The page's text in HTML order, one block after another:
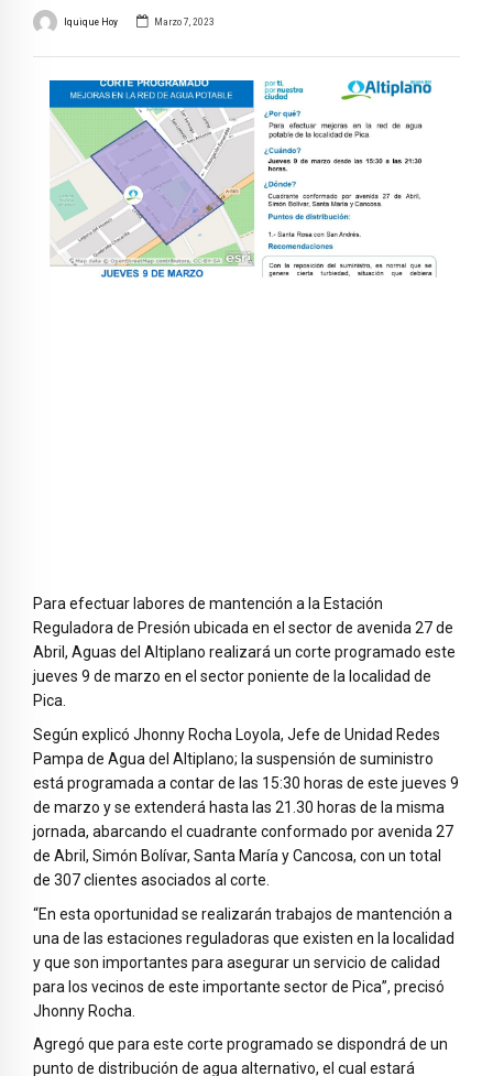
Iquique Hoy Marzo 7, 2023
Para efectuar labores de mantención a la Estación
Reguladora de Presión ubicada en el sector de avenida 27 de
Abril, Aguas del Altiplano realizará un corte programado este
jueves 9 de marzo en el sector poniente de la localidad de
Pica.
Según explicó Jhonny Rocha Loyola, Jefe de Unidad Redes
Pampa de Agua del Altiplano; la suspensión de suministro
está programada a contar de las 15:30 horas de este jueves 9
de marzo y se extenderá hasta las 21.30 horas de la misma
jornada, abarcando el cuadrante conformado por avenida 27
de Abril, Simón Bolívar, Santa María y Cancosa, con un total
de 307 clientes asociados al corte.
“En esta oportunidad se realizarán trabajos de mantención a
una de las estaciones reguladoras que existen en la localidad
y que son importantes para asegurar un servicio de calidad
para los vecinos de este importante sector de Pica”, precisó
Jhonny Rocha.
Agregó que para este corte programado se dispondrá de un
punto de distribución de agua alternativo, el cual estará